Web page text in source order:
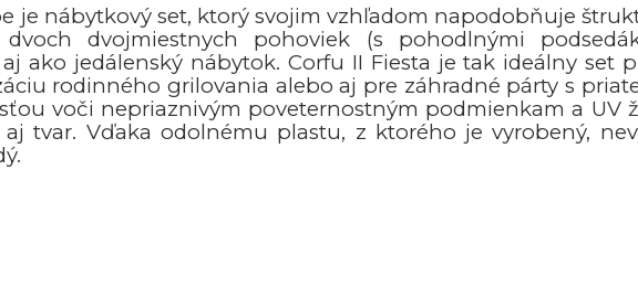
je nábytkový set, ktorý svojim vzhľadom napodobňuje
dvojmiestnych pohoviek (s pohodlnými
ako jedálenský nábytok. Corfu II Fiesta je tak ideálny set
rodinného grilovania alebo aj pre záhradné párty s
voči nepriaznivým poveternostným podmienkam a UV
tvar. Vďaka odolnému plastu, z ktorého je vyrobený,